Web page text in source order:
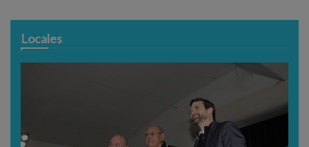
Locales